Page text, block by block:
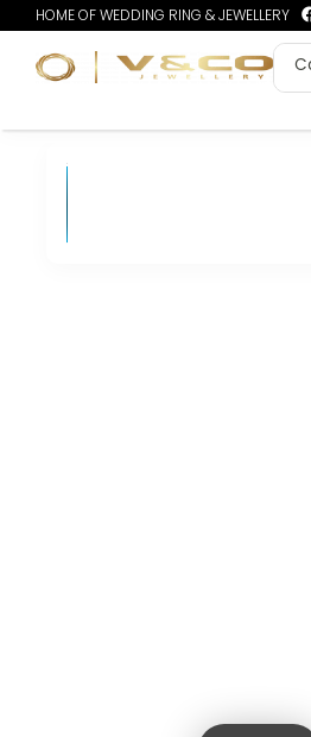
HOME OF WEDDING RING & JEWELLERY